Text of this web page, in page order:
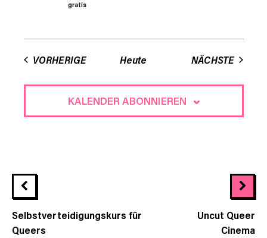
gratis
VORHERIGE Heute NÄCHSTE
KALENDER ABONNIEREN
Selbstverteidigungskurs für
Queers
Uncut Queer
Cinema